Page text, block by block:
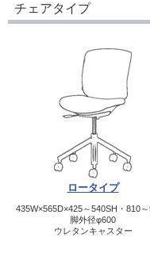
チェアタイプ
ロータイプ
435W×565D×425～540SH・810
脚外径φ600
ウレタンキャスター